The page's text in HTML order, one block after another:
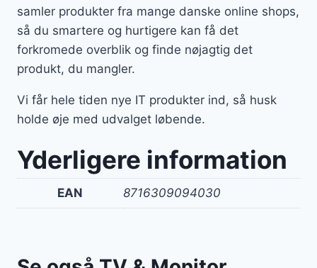
samler produkter fra mange danske online shops,
så du smartere og hurtigere kan få det
forkromede overblik og finde nøjagtig det
produkt, du mangler.
Vi får hele tiden nye IT produkter ind, så husk
holde øje med udvalget løbende.
Yderligere information
EAN 8716309094030